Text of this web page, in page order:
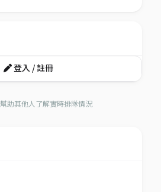
幫助其他人了解實時排隊情況
登入 / 註冊